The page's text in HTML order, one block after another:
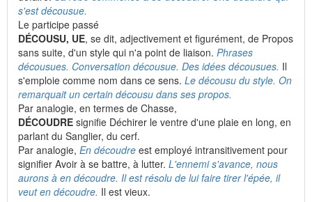
s'est décousue.
Le participe passé
DÉCOUSU, UE, se dit, adjectivement et figurément, de Propos
sans suite, d'un style qui n'a point de liaison. Phrases
décousues. Conversation décousue. Des idées décousues. Il
s'emploie comme nom dans ce sens. Le décousu du style. On
remarquait un certain décousu dans ses propos.
Par analogie, en termes de Chasse,
DÉCOUDRE signifie Déchirer le ventre d'une plaie en long, en
parlant du Sanglier, du cerf.
Par analogie, En découdre est employé intransitivement pour
signifier Avoir à se battre, à lutter. L'ennemi s'avance, nous
aurons à en découdre. Il est résolu de lui faire tirer l'épée, il
veut en découdre. Il est vieux.